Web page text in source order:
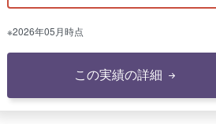
※2026年05月時点
この実績の詳細